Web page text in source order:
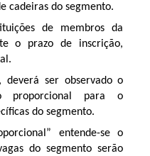
cadeiras do segmento.
de membros da
o prazo de inscrição,
deverá ser observado o
proporcional para o
do segmento.
entende-se o
do segmento serão